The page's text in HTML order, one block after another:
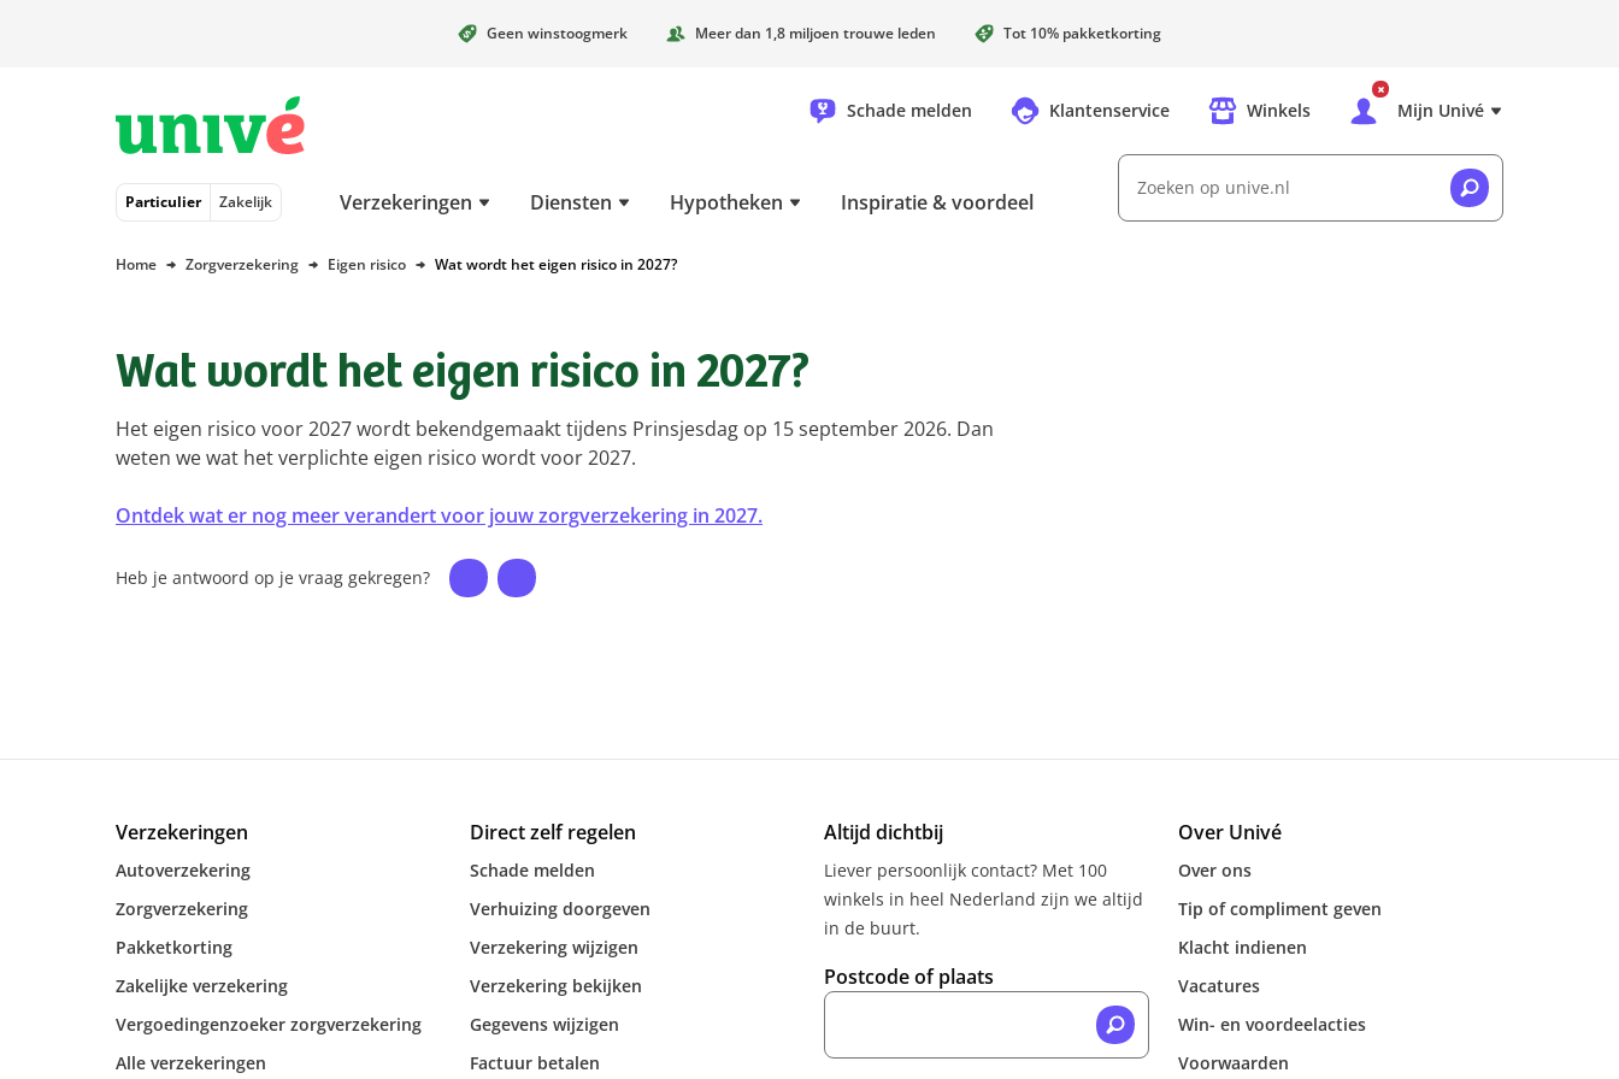
Geen winstoogmerk Meer dan 1,8 miljoen trouwe leden Tot 10% pakketkorting
Schade melden Klantenservice Winkels Mijn Univé
Particulier Zakelijk Verzekeringen Diensten Hypotheken Inspiratie & voordeel
Zoeken op unive.nl
Home Zorgverzekering Eigen risico Wat wordt het eigen risico in 2027?
Wat wordt het eigen risico in 2027?
Het eigen risico voor 2027 wordt bekendgemaakt tijdens Prinsjesdag op 15 september 2026. Dan
weten we wat het verplichte eigen risico wordt voor 2027.
Ontdek wat er nog meer verandert voor jouw zorgverzekering in 2027.
Heb je antwoord op je vraag gekregen?
Verzekeringen
Autoverzekering
Zorgverzekering
Pakketkorting
Zakelijke verzekering
Vergoedingenzoeker zorgverzekering
Alle verzekeringen
Direct zelf regelen
Schade melden
Verhuizing doorgeven
Verzekering wijzigen
Verzekering bekijken
Gegevens wijzigen
Factuur betalen
Altijd dichtbij
Liever persoonlijk contact? Met 100
winkels in heel Nederland zijn we altijd
in de buurt.
Postcode of plaats
Over Univé
Over ons
Tip of compliment geven
Klacht indienen
Vacatures
Win- en voordeelacties
Voorwaarden